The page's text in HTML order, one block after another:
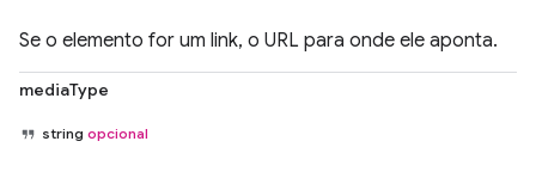
Se o elemento for um link, o URL para onde ele aponta.
mediaType
string opcional